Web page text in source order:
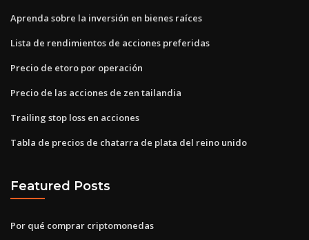
Aprenda sobre la inversión en bienes raíces
Lista de rendimientos de acciones preferidas
Precio de etoro por operación
Precio de las acciones de zen tailandia
Trailing stop loss en acciones
Tabla de precios de chatarra de plata del reino unido
Featured Posts
Por qué comprar criptomonedas